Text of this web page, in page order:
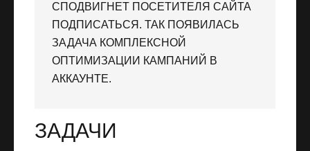
СПОДВИГНЕТ ПОСЕТИТЕЛЯ САЙТА
ПОДПИСАТЬСЯ. ТАК ПОЯВИЛАСЬ
ЗАДАЧА КОМПЛЕКСНОЙ
ОПТИМИЗАЦИИ КАМПАНИЙ В
АККАУНТЕ.
ЗАДАЧИ